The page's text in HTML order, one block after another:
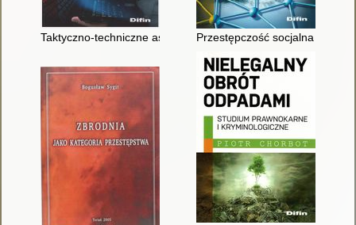
Taktyczno-techniczne aspekty przeciwdziałania przestępczości
Przestępczość socjalna : z